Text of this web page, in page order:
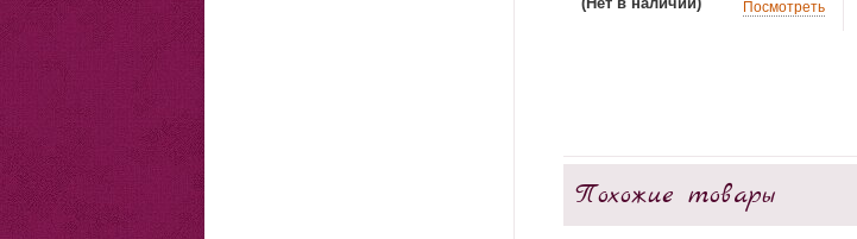
Посмотреть
Похожие товары